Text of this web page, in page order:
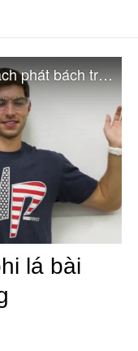
Ninja thời hiện đại, phi lá bài bách phát bách trúng
lá bài